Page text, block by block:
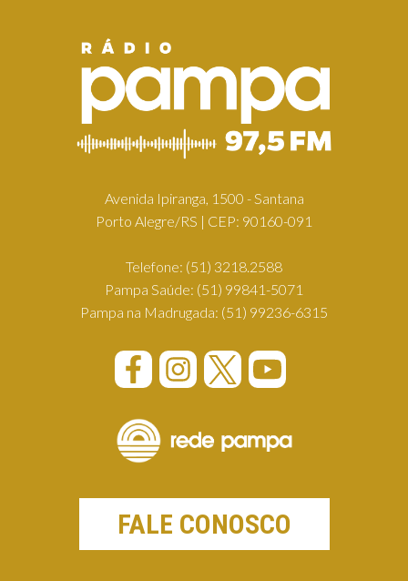
Avenida Ipiranga, 1500 - Santana
Porto Alegre/RS | CEP: 90160-091
Telefone: (51) 3218.2588
Pampa Saúde: (51) 99841-5071
Pampa na Madrugada: (51) 99236-6315
FALE CONOSCO